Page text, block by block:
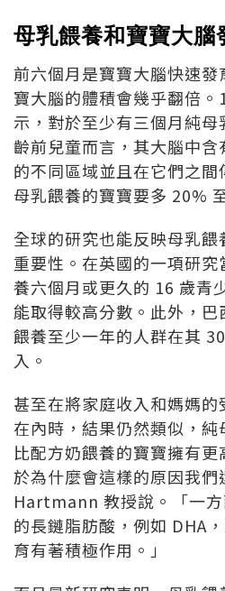
母乳餵養和寶寶大腦
前六個月是寶寶大腦快速
寶大腦的體積會幾乎翻倍
示，對於至少有三個月純
齡前兒童而言，其大腦中
的不同區域並且在它們之
母乳餵養的寶寶要多 20%
全球的研究也能反映母乳
重要性。在英國的一項研
養六個月或更久的 16 歲青
能取得較高分數。此外，
餵養至少一年的人群在其
入。
甚至在將家庭收入和媽媽
在內時，結果仍然類似，
比配方奶餵養的寶寶擁有
於為什麼會這樣的原因我們
Hartmann 教授說。「一
的長鏈脂肪酸，例如 DHA
育有著積極作用。」